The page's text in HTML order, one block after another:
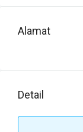
Alamat
Detail